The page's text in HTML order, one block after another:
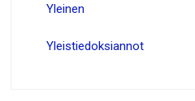
Yleinen
Yleistiedoksiannot